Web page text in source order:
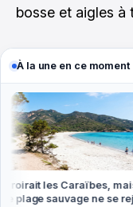
bosse et aigles à
À la une en ce moment
les Caraïbes, mais
sauvage ne se rejoint